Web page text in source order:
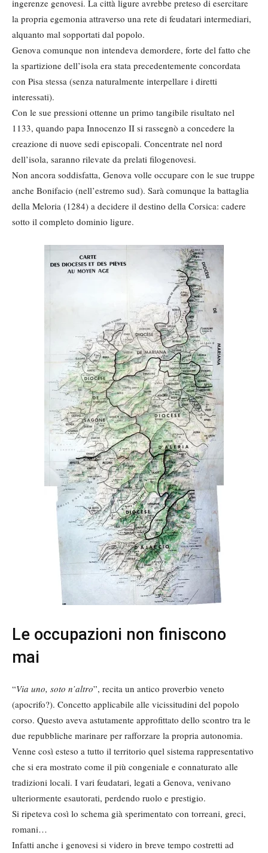
ingerenze genovesi. La città ligure avrebbe preteso di esercitare
la propria egemonia attraverso una rete di feudatari intermediari,
alquanto mal sopportati dal popolo.
Genova comunque non intendeva demordere, forte del fatto che
la spartizione dell’isola era stata precedentemente concordata
con Pisa stessa (senza naturalmente interpellare i diretti
interessati).
Con le sue pressioni ottenne un primo tangibile risultato nel
1133, quando papa Innocenzo II si rassegnò a concedere la
creazione di nuove sedi episcopali. Concentrate nel nord
dell’isola, saranno rilevate da prelati filogenovesi.
Non ancora soddisfatta, Genova volle occupare con le sue truppe
anche Bonifacio (nell’estremo sud). Sarà comunque la battaglia
della Meloria (1284) a decidere il destino della Corsica: cadere
sotto il completo dominio ligure.
Le occupazioni non finiscono
mai
“Via uno, soto n’altro”, recita un antico proverbio veneto
(apocrifo?). Concetto applicabile alle vicissitudini del popolo
corso. Questo aveva astutamente approfittato dello scontro tra le
due repubbliche marinare per rafforzare la propria autonomia.
Venne così esteso a tutto il territorio quel sistema rappresentativo
che si era mostrato come il più congeniale e connaturato alle
tradizioni locali. I vari feudatari, legati a Genova, venivano
ulteriormente esautorati, perdendo ruolo e prestigio.
Si ripeteva così lo schema già sperimentato con torreani, greci,
romani…
Infatti anche i genovesi si videro in breve tempo costretti ad